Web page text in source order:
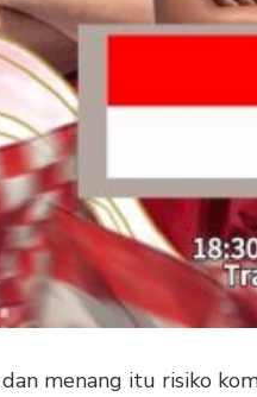
menang itu risiko